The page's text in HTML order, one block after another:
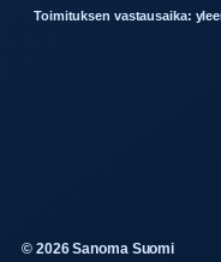
Toimituksen vastausaika:
© 2026 Sanoma Suomi